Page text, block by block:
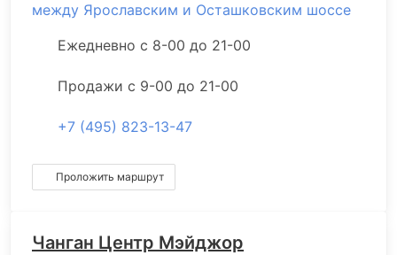
между Ярославским и Осташковским шоссе
Ежедневно с 8-00 до 21-00
Продажи с 9-00 до 21-00
+7 (495) 823-13-47
Проложить маршрут
Чанган Центр Мэйджор